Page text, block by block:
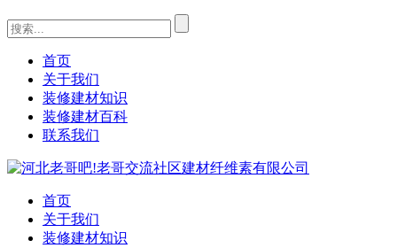
首页
关于我们
装修建材知识
装修建材百科
联系我们
首页
关于我们
装修建材知识